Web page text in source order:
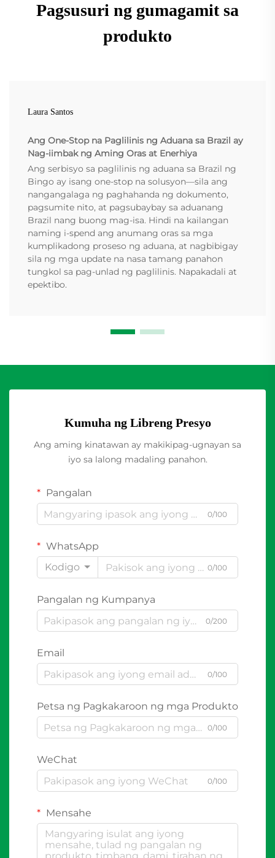
Pagsusuri ng gumagamit sa
produkto
Laura Santos
Ang One-Stop na Paglilinis ng Aduana sa Brazil ay
Nag-iimbak ng Aming Oras at Enerhiya
Ang serbisyo sa paglilinis ng aduana sa Brazil ng
Bingo ay isang one-stop na solusyon—sila ang
nangangalaga ng paghahanda ng dokumento,
pagsumite nito, at pagsubaybay sa aduanang
Brazil nang buong mag-isa. Hindi na kailangan
naming i-spend ang anumang oras sa mga
kumplikadong proseso ng aduana, at nagbibigay
sila ng mga update na nasa tamang panahon
tungkol sa pag-unlad ng paglilinis. Napakadali at
epektibo.
Kumuha ng Libreng Presyo
Ang aming kinatawan ay makikipag-ugnayan sa
iyo sa lalong madaling panahon.
Pangalan
0/100
WhatsApp
Kodigo
0/100
Pangalan ng Kumpanya
0/200
Email
0/100
Petsa ng Pagkakaroon ng mga Produkto
0/100
WeChat
0/100
Mensahe